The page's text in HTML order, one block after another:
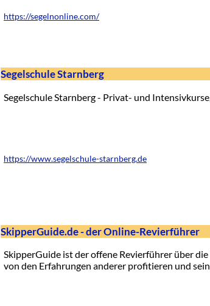
https://segelnonline.com/
Segelschule Starnberg
Segelschule Starnberg - Privat- und
https://www.segelschule-starnberg.de
SkipperGuide.de - der Online-Revierführer
SkipperGuide ist der offene Revierführer über
von den Erfahrungen anderer profitieren und